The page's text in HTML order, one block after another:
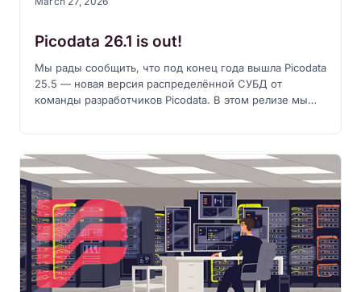
Picodata 26.1 is out!
Мы рады сообщить, что под конец года вышла Picodata
25.5 — новая версия распределённой СУБД от
команды разработчиков Picodata. В этом релизе мы
внесли множество улучшений и исправлений в код
продукта. Не обошлось и без новых функций —
подробнее об этом читайте ниже!